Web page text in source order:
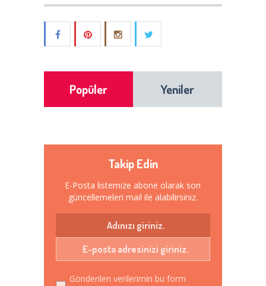
Popüler Yeniler
Takip Edin
E-Posta listemize abone olarak son
güncellemeleri mail ile alabilirsiniz.
Gönderilen verilerimin bu form